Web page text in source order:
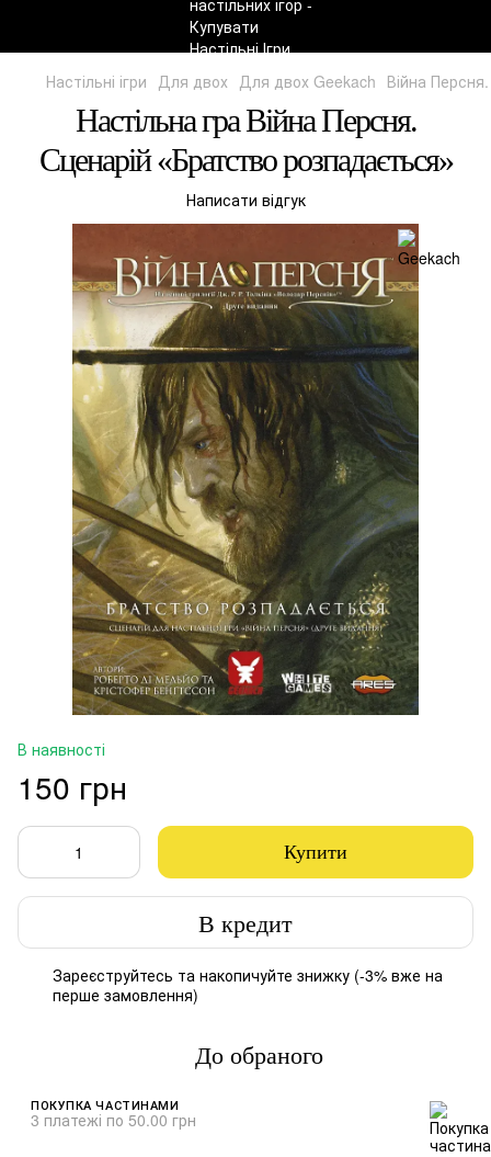
Настільні ігри Для двох Для двох Geekach Війна
Настільна гра Війна Персня.
Сценарій «Братство розпадається»
Написати відгук
В наявності
150 грн
Купити
В кредит
Зареєструйтесь та накопичуйте знижку (-3% вже на
перше замовлення)
До обраного
ПОКУПКА ЧАСТИНАМИ
3 платежі по 50.00 грн